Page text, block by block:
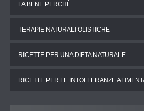
FA BENE PERCHÈ
TERAPIE NATURALI OLISTICHE
RICETTE PER UNA DIETA NATURALE
RICETTE PER LE INTOLLERANZE